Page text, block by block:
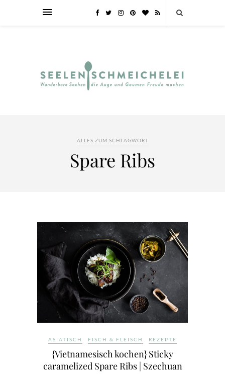
ALLES ZUM SCHLAGWORT
Spare Ribs
ASIATISCH FISCH & FLEISCH REZEPTE
{Vietnamesisch kochen} Sticky
caramelized Spare Ribs | Szechuan